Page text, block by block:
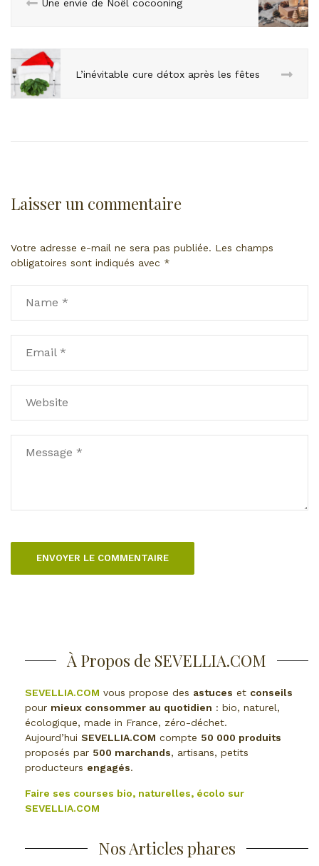
Une envie de Noël cocooning
L’inévitable cure détox après les fêtes
Laisser un commentaire
Votre adresse e-mail ne sera pas publiée. Les champs
obligatoires sont indiqués avec *
À Propos de SEVELLIA.COM
SEVELLIA.COM vous propose des astuces et conseils
pour mieux consommer au quotidien : bio, naturel,
écologique, made in France, zéro-déchet.
Aujourd’hui SEVELLIA.COM compte 50 000 produits
proposés par 500 marchands, artisans, petits
producteurs engagés.
Faire ses courses bio, naturelles, écolo sur
SEVELLIA.COM
Nos Articles phares